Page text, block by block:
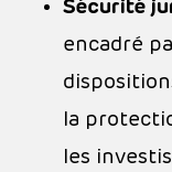
Sécurité
encadré
la
les